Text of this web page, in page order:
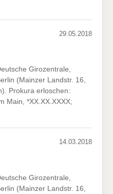
29.05.2018
Girozentrale,
(Mainzer Landstr. 16,
Prokura erloschen:
Main, *XX.XX.XXXX;
14.03.2018
Girozentrale,
(Mainzer Landstr. 16,